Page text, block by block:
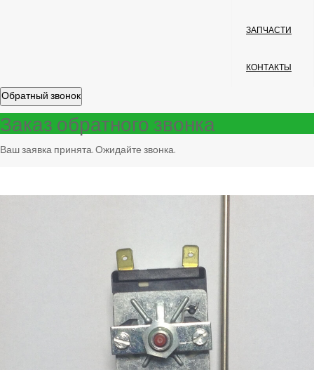
ЗАПЧАСТИ
КОНТАКТЫ
Обратный звонок
Заказ обратного звонка
Ваш заявка принята. Ожидайте звонка.